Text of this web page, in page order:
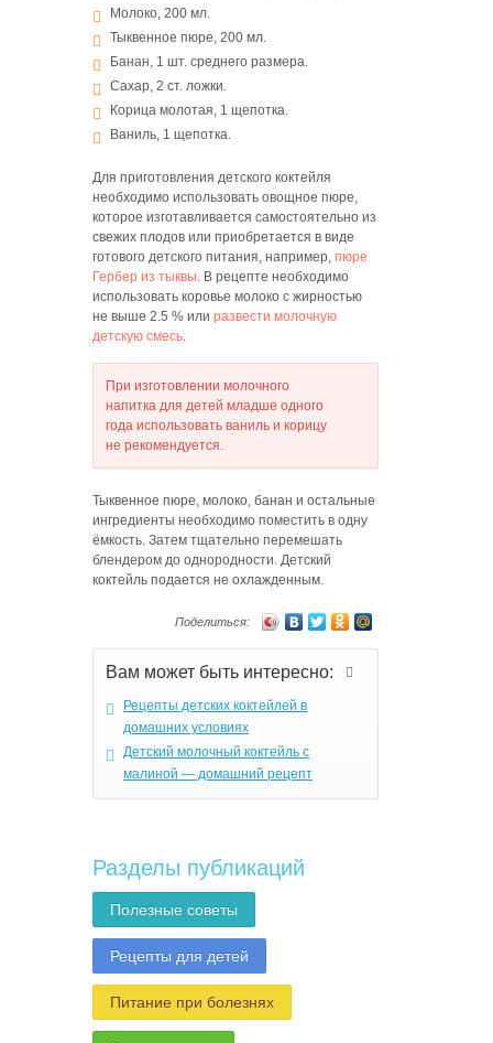
Молоко, 200 мл.
Тыквенное пюре, 200 мл.
Банан, 1 шт. среднего размера.
Сахар, 2 ст. ложки.
Корица молотая, 1 щепотка.
Ваниль, 1 щепотка.
Для приготовления детского коктейля
необходимо использовать овощное пюре,
которое изготавливается самостоятельно из
свежих плодов или приобретается в виде
готового детского питания, например, пюре
Гербер из тыквы. В рецепте необходимо
использовать коровье молоко с жирностью
не выше 2.5 % или развести молочную
детскую смесь.
При изготовлении молочного
напитка для детей младше одного
года использовать ваниль и корицу
не рекомендуется.
Тыквенное пюре, молоко, банан и остальные
ингредиенты необходимо поместить в одну
ёмкость. Затем тщательно перемешать
блендером до однородности. Детский
коктейль подается не охлажденным.
Поделиться:
Вам может быть интересно:
Рецепты детских коктейлей в
домашних условиях
Детский молочный коктейль с
малиной — домашний рецепт
Разделы публикаций
Полезные советы
Рецепты для детей
Питание при болезнях